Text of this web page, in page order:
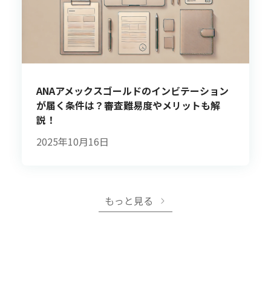
ANAアメックスゴールドのインビテーション
が届く条件は？審査難易度やメリットも解
説！
2025年10月16日
もっと見る